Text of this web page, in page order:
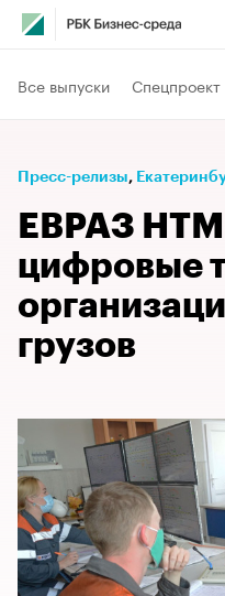
Все выпуски Спецпроект
Пресс-релизы⁠,
ЕВРАЗ
цифровые
грузов